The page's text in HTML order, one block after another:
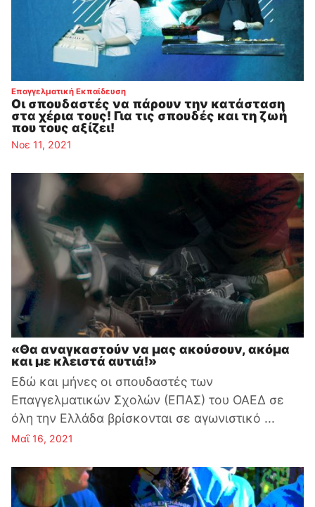
Επαγγελματική Εκπαίδευση:
Οι σπουδαστές να πάρουν την κατάσταση
στα χέρια τους! Για τις σπουδές και τη ζωή
που τους αξίζει!
Νοε 11, 2021
«Θα αναγκαστούν να μας ακούσουν, ακόμα
και με κλειστά αυτιά!»
Εδώ και μήνες οι σπουδαστές των
Επαγγελματικών Σχολών (ΕΠΑΣ) του ΟΑΕΔ σε
όλη την Ελλάδα βρίσκονται σε αγωνιστικό ...
Μαΐ 16, 2021